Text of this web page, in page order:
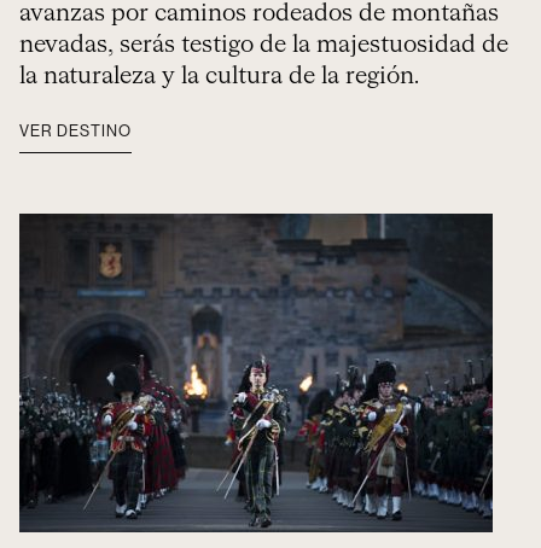
avanzas por caminos rodeados de montañas
nevadas, serás testigo de la majestuosidad de
la naturaleza y la cultura de la región.
VER DESTINO